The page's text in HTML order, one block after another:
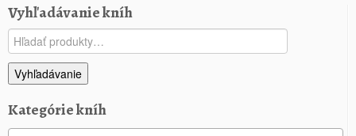
Vyhľadávanie kníh
Hľadať:
Vyhľadávanie
Kategórie kníh